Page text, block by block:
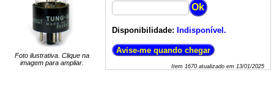
Foto ilustrativa. Clique na
imagem para ampliar.
Disponibilidade: Indisponível.
Item 1670atualizado em 13/01/2025